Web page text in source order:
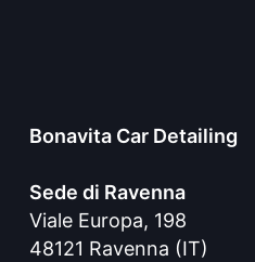
Bonavita Car Detailing
Sede di Ravenna
Viale Europa, 198
48121 Ravenna (IT)